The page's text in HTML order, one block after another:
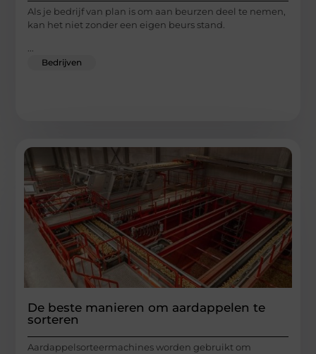
Als je bedrijf van plan is om aan beurzen deel te nemen,
kan het niet zonder een eigen beurs stand.
...
Bedrijven
De beste manieren om aardappelen te
sorteren
Aardappelsorteermachines worden gebruikt om